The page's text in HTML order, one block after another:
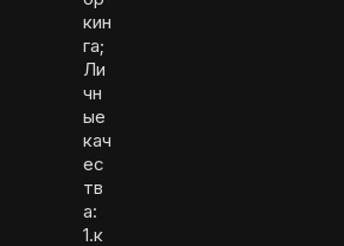
кин
га;
Ли
чн
ые
кач
ес
тв
а:
1.к